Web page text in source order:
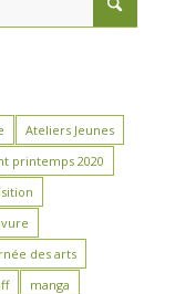
Ateliers Jeunes
printemps 2020
des arts
manga